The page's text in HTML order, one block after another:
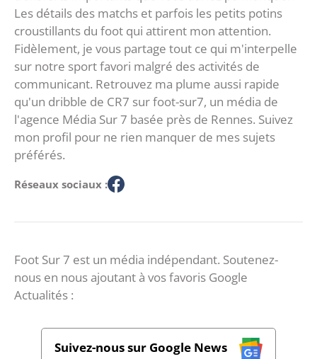
Les détails des matchs et parfois les petits potins
croustillants du foot qui attirent mon attention.
Fidèlement, je vous partage tout ce qui m'interpelle
sur notre sport favori malgré des activités de
communicant. Retrouvez ma plume aussi rapide
qu'un dribble de CR7 sur foot-sur7, un média de
l'agence Média Sur 7 basée près de Rennes. Suivez
mon profil pour ne rien manquer de mes sujets
préférés.
Réseaux sociaux :
Foot Sur 7 est un média indépendant. Soutenez-
nous en nous ajoutant à vos favoris Google
Actualités :
Suivez-nous sur Google News